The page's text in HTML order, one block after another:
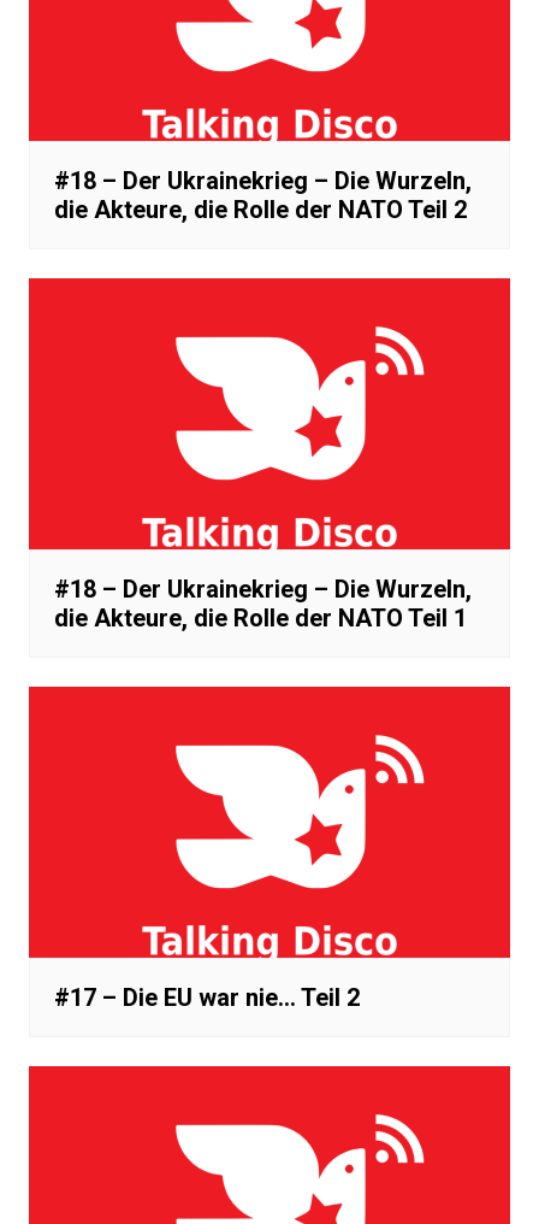
#18 – Der Ukrainekrieg – Die Wurzeln,
die Akteure, die Rolle der NATO Teil 2
#18 – Der Ukrainekrieg – Die Wurzeln,
die Akteure, die Rolle der NATO Teil 1
#17 – Die EU war nie… Teil 2